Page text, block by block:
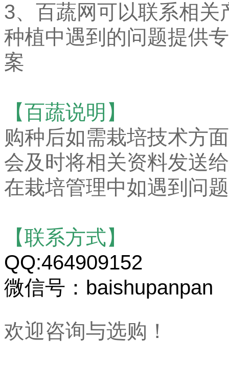
3、百蔬网可以联系相
种植中遇到的问题提供
案
【百蔬说明】
购种后如需栽培技术方
会及时将相关资料发送
在栽培管理中如遇到问
【联系方式】
QQ:464909152
微信号：baishupanpan
欢迎咨询与选购！